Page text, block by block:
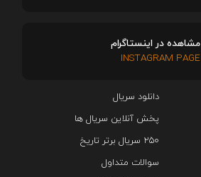
دانلود سریال‌
پخش آنلاین سریال ها
۲۵۰ سریال برتر تاریخ
سوالات متداول
مشاهده در اینستاگرام
INSTAGRAM PAGE